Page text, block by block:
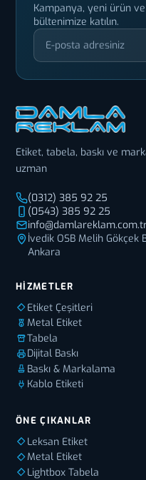
Kampanya, yeni ürün
bültenimize katılın.
Etiket, tabela, baskı ve
uzman
(0312) 385 92 25
(0543) 385 92 25
İvedik OSB Melih Gökçek
Ankara
HIZMETLER
Etiket Çeşitleri
Metal Etiket
Tabela
Dijital Baskı
Baskı & Markalama
Kablo Etiketi
ÖNE ÇIKANLAR
Leksan Etiket
Metal Etiket
Lightbox Tabela